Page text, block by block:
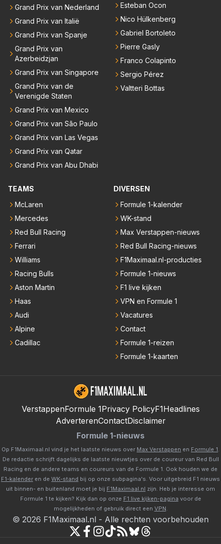
Grand Prix van Nederland
Grand Prix van Italië
Grand Prix van Spanje
Grand Prix van
Azerbeidzjan
Grand Prix van Singapore
Grand Prix van de
Verenigde Staten
Grand Prix van Mexico
Grand Prix van São Paulo
Grand Prix van Las Vegas
Grand Prix van Qatar
Grand Prix van Abu Dhabi
Esteban Ocon
Nico Hülkenberg
Gabriel Bortoleto
Pierre Gasly
Franco Colapinto
Sergio Pérez
Valtteri Bottas
TEAMS
McLaren
Mercedes
Red Bull Racing
Ferrari
Williams
Racing Bulls
Aston Martin
Haas
Audi
Alpine
Cadillac
DIVERSEN
Formule 1-kalender
WK-stand
Max Verstappen-nieuws
Red Bull Racing-nieuws
F1Maximaal.nl-producties
Formule 1-nieuws
F1 live kijken
VPN en Formule 1
Vacatures
Contact
Formule 1-reizen
Formule 1-kaarten
VerstappenFormule 1Privacy PolicyF1Headlines
AdverterenContactDisclaimer
Formule 1-nieuws
Op F1Maximaal.nl vind je het laatste nieuws over Max Verstappen en Formule 1
De redactie schrijft dagelijks de laatste nieuwtjes over de coureur van Red Bull
Racing en de andere teams en coureurs van de Formule 1. Ook houden we de
F1-kalender en de WK-stand bij op onze subpagina's. Voor uitgebreid F1 nieuws
uit binnen- en buitenland moet je bij F1Maximaal.nl zijn. Heb je interesse om
Formule 1 te kijken? Kijk dan op onze F1 live kijken-pagina voor de
mogelijkheden of gebruik direct een VPN
© 2026 F1Maximaal.nl - Alle rechten voorbehouden